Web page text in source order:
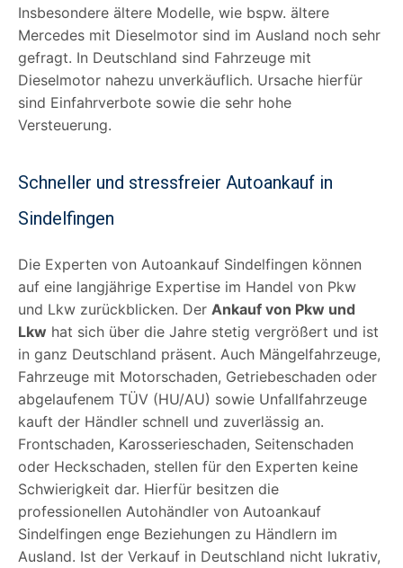
Insbesondere ältere Modelle, wie bspw. ältere
Mercedes mit Dieselmotor sind im Ausland noch sehr
gefragt. In Deutschland sind Fahrzeuge mit
Dieselmotor nahezu unverkäuflich. Ursache hierfür
sind Einfahrverbote sowie die sehr hohe
Versteuerung.
Schneller und stressfreier Autoankauf in
Sindelfingen
Die Experten von Autoankauf Sindelfingen können
auf eine langjährige Expertise im Handel von Pkw
und Lkw zurückblicken. Der Ankauf von Pkw und
Lkw hat sich über die Jahre stetig vergrößert und ist
in ganz Deutschland präsent. Auch Mängelfahrzeuge,
Fahrzeuge mit Motorschaden, Getriebeschaden oder
abgelaufenem TÜV (HU/AU) sowie Unfallfahrzeuge
kauft der Händler schnell und zuverlässig an.
Frontschaden, Karosserieschaden, Seitenschaden
oder Heckschaden, stellen für den Experten keine
Schwierigkeit dar. Hierfür besitzen die
professionellen Autohändler von Autoankauf
Sindelfingen enge Beziehungen zu Händlern im
Ausland. Ist der Verkauf in Deutschland nicht lukrativ,